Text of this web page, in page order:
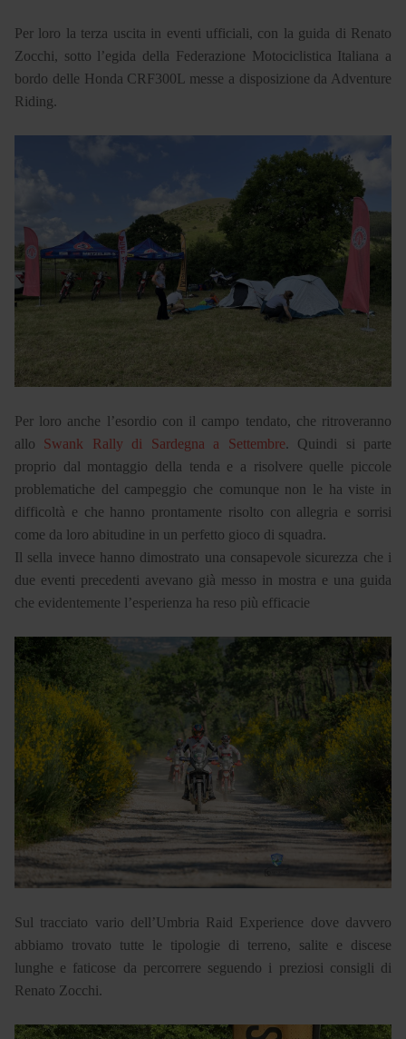
Per loro la terza uscita in eventi ufficiali, con la guida di Renato
Zocchi, sotto l’egida della Federazione Motociclistica Italiana a
bordo delle Honda CRF300L messe a disposizione da Adventure
Riding.
Per loro anche l’esordio con il campo tendato, che ritroveranno
allo Swank Rally di Sardegna a Settembre. Quindi si parte
proprio dal montaggio della tenda e a risolvere quelle piccole
problematiche del campeggio che comunque non le ha viste in
difficoltà e che hanno prontamente risolto con allegria e sorrisi
come da loro abitudine in un perfetto gioco di squadra.
Il sella invece hanno dimostrato una consapevole sicurezza che i
due eventi precedenti avevano già messo in mostra e una guida
che evidentemente l’esperienza ha reso più efficacie
Sul tracciato vario dell’Umbria Raid Experience dove davvero
abbiamo trovato tutte le tipologie di terreno, salite e discese
lunghe e faticose da percorrere seguendo i preziosi consigli di
Renato Zocchi.